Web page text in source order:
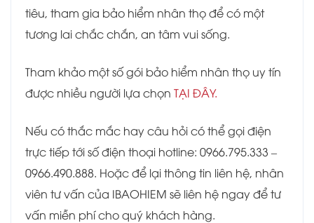
tiêu, tham gia bảo hiểm nhân thọ để có một
tương lai chắc chắn, an tâm vui sống.
Tham khảo một số gói bảo hiểm nhân thọ uy tín
được nhiều người lựa chọn TẠI ĐÂY.
Nếu có thắc mắc hay câu hỏi có thể gọi điện
trực tiếp tới số điện thoại hotline: 0966.795.333 –
0966.490.888. Hoặc để lại thông tin liên hệ, nhân
viên tư vấn của IBAOHIEM sẽ liên hệ ngay để tư
vấn miễn phí cho quý khách hàng.